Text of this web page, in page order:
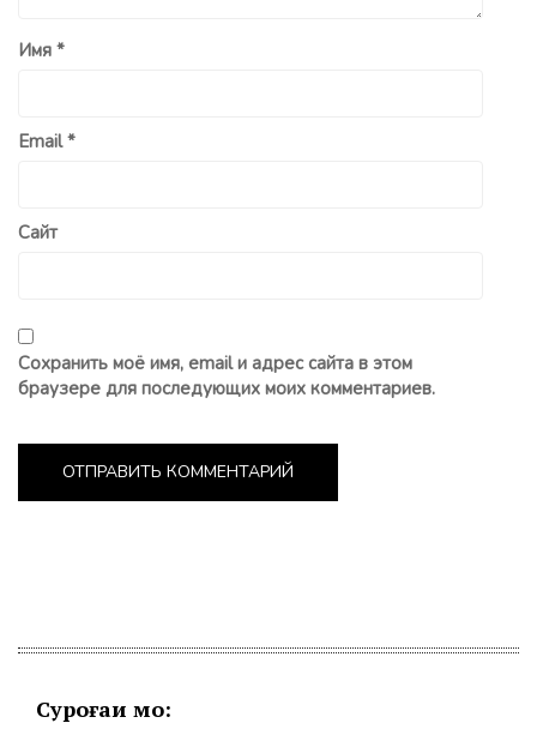
Имя *
Email*
Сайт
Сохранить моё имя, email и адрес сайта в этом
браузере для последующих моих комментариев.
Суроғаи мо: